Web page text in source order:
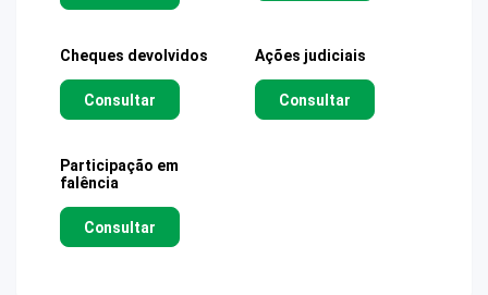
Cheques devolvidos
Consultar
Ações judiciais
Consultar
Participação em
falência
Consultar